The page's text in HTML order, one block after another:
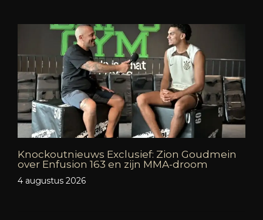
Knockoutnieuws Exclusief: Zion Goudmein
over Enfusion 163 en zijn MMA-droom
4 augustus 2026